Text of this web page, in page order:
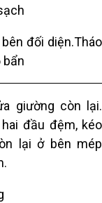
đối diện.Tháo
bẩn
giường còn lại.
đầu đệm, kéo
lại ở bên mép